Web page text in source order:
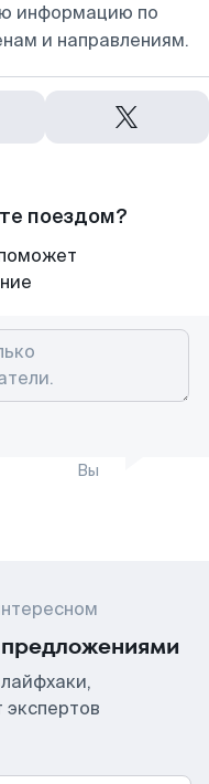
информацию по
и направлениям.
поездом?
Вы